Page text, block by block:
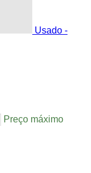
Usado -
Preço máximo